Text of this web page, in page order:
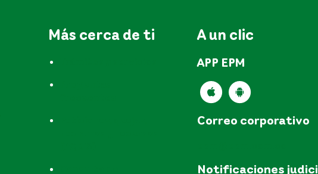
Más cerca de ti A un clic
APP EPM
Correo corporativo
Notificaciones